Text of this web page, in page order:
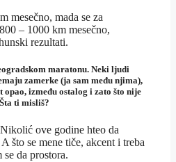
mesečno, mada se za
– 1000 km mesečno,
rezultati.
maratonu. Neki ljudi
zamerke (ja sam među njima),
između ostalog i zato što nije
ti misliš?
ove godine hteo da
A što se mene tiče, akcent i treba
se da prostora.